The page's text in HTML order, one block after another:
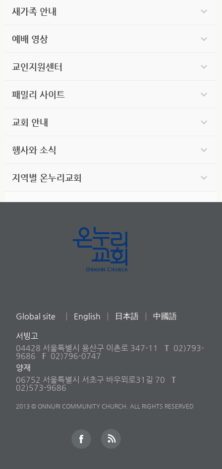
새가족 안내
예배 영상
교인지원센터
패밀리 사이트
교회 안내
행사와 소식
지역별 온누리교회
Global site English 日本語 中國語
서빙고
04428 서울특별시 용산구 이촌로 347-11
T 02)793-
9686
F 02)796-0747
양재
06752 서울특별시 서초구 바우뫼로31길 70
T
02)573-9686
2013 © ONNURI COMMUNITY CHURCH. ALL RIGHTS RESERVED